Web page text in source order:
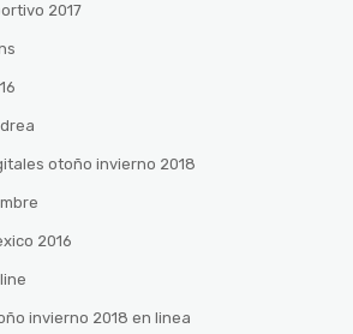
2017
otoño invierno 2018
2016
invierno 2018 en linea